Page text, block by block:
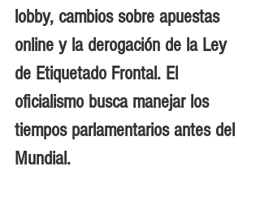
lobby, cambios sobre apuestas
online y la derogación de la Ley
de Etiquetado Frontal. El
oficialismo busca manejar los
tiempos parlamentarios antes del
Mundial.